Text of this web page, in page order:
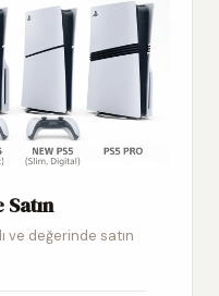
ve değerinde satın